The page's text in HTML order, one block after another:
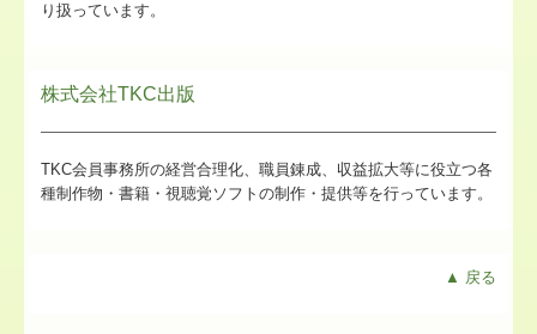
り扱っています。
株式会社TKC出版
TKC会員事務所の経営合理化、職員錬成、収益拡大等に役立つ各
種制作物・書籍・視聴覚ソフトの制作・提供等を行っています。
▲ 戻る